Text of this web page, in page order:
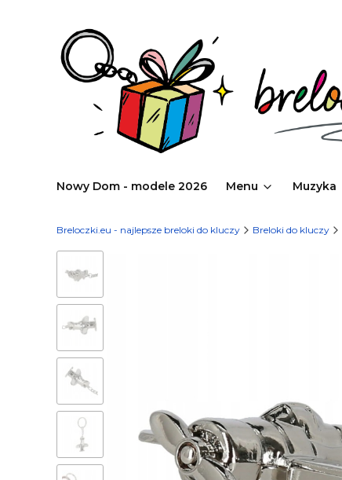
Nowy Dom - modele 2026 Menu Muzyka
Breloczki.eu - najlepsze breloki do kluczy Breloki do kluczy